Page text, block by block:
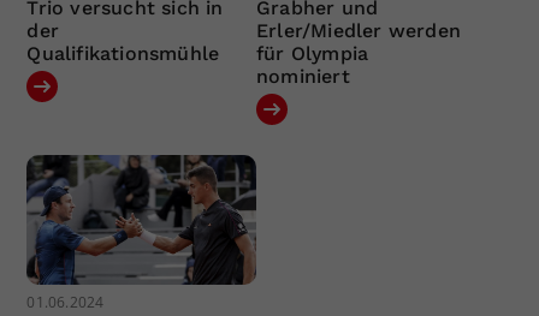
Trio versucht sich in
der
Qualifikationsmühle
Grabher und
Erler/Miedler werden
für Olympia
nominiert
01.06.2024